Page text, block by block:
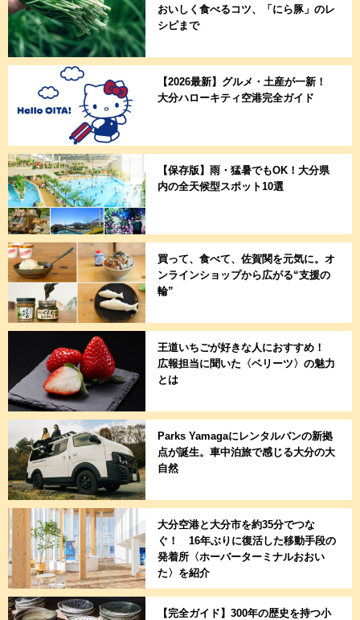
おいしく食べるコツ、「にら豚」のレ
シピまで
【2026最新】グルメ・土産が一新！
大分ハローキティ空港完全ガイド
【保存版】雨・猛暑でもOK！大分県
内の全天候型スポット10選
買って、食べて、佐賀関を元気に。オ
ンラインショップから広がる“支援の
輪”
王道いちごが好きな人におすすめ！
広報担当に聞いた〈ベリーツ〉の魅力
とは
Parks Yamagaにレンタルバンの新拠
点が誕生。車中泊旅で感じる大分の大
自然
大分空港と大分市を約35分でつな
ぐ！ 16年ぶりに復活した移動手段の
発着所〈ホーバーターミナルおおい
た〉を紹介
【完全ガイド】300年の歴史を持つ小